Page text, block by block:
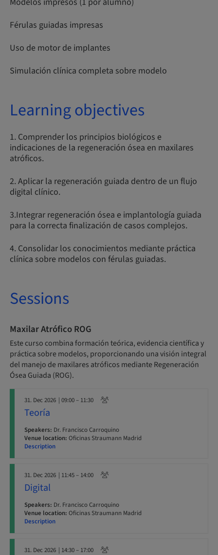
Férulas guiadas impresas
Uso de motor de implantes
Simulación clínica completa sobre modelo
Learning objectives
1. Comprender los principios biológicos e
indicaciones de la regeneración ósea en maxilares
atróficos.
2. Aplicar la regeneración guiada dentro de un flujo
digital clínico.
3.Integrar regeneración ósea e implantología guiada
para la correcta finalización de casos complejos.
4. Consolidar los conocimientos mediante práctica
clínica sobre modelos con férulas guiadas.
Sessions
Maxilar Atrófico ROG
Este curso combina formación teórica, evidencia científica y
práctica sobre modelos, proporcionando una visión integral
del manejo de maxilares atróficos mediante Regeneración
Ósea Guiada (ROG).
31. Dec 2026 | 09:00 – 11:30
Teoría
Speakers: Dr. Francisco Carroquino
Venue location: Oficinas Straumann Madrid
Description
31. Dec 2026 | 11:45 – 14:00
Digital
Speakers: Dr. Francisco Carroquino
Venue location: Oficinas Straumann Madrid
Description
31. Dec 2026 | 14:30 – 17:00